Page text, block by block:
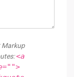
Markup
<a